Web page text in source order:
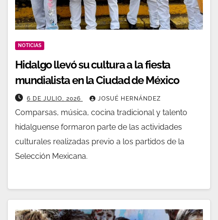
NOTICIAS
Hidalgo llevó su cultura a la fiesta
mundialista en la Ciudad de México
6 DE JULIO, 2026 JOSUÉ HERNÁNDEZ
Comparsas, música, cocina tradicional y talento
hidalguense formaron parte de las actividades
culturales realizadas previo a los partidos de la
Selección Mexicana.